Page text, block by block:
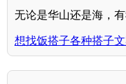
无论是华山还是海，有
想找饭搭子各种搭子